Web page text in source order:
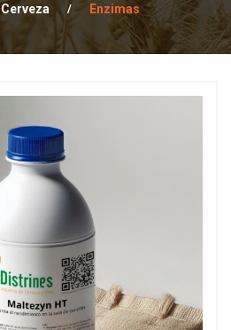
Cerveza / Enzimas